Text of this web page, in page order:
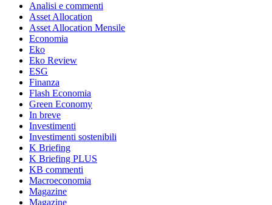
Analisi e commenti
Asset Allocation
Asset Allocation Mensile
Economia
Eko
Eko Review
ESG
Finanza
Flash Economia
Green Economy
In breve
Investimenti
Investimenti sostenibili
K Briefing
K Briefing PLUS
KB commenti
Macroeconomia
Magazine
Magazine